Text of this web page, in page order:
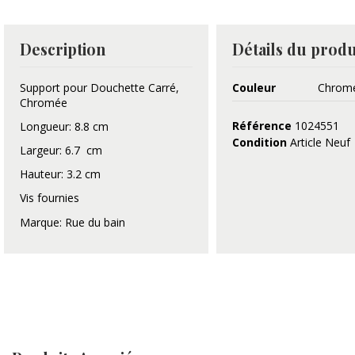
Description
Support pour Douchette Carré,
Chromée
Longueur: 8.8 cm
Largeur: 6.7 cm
Hauteur: 3.2 cm
Vis fournies
Marque: Rue du bain
Détails du
Couleur
Référence 1024551
Condition Article Neuf